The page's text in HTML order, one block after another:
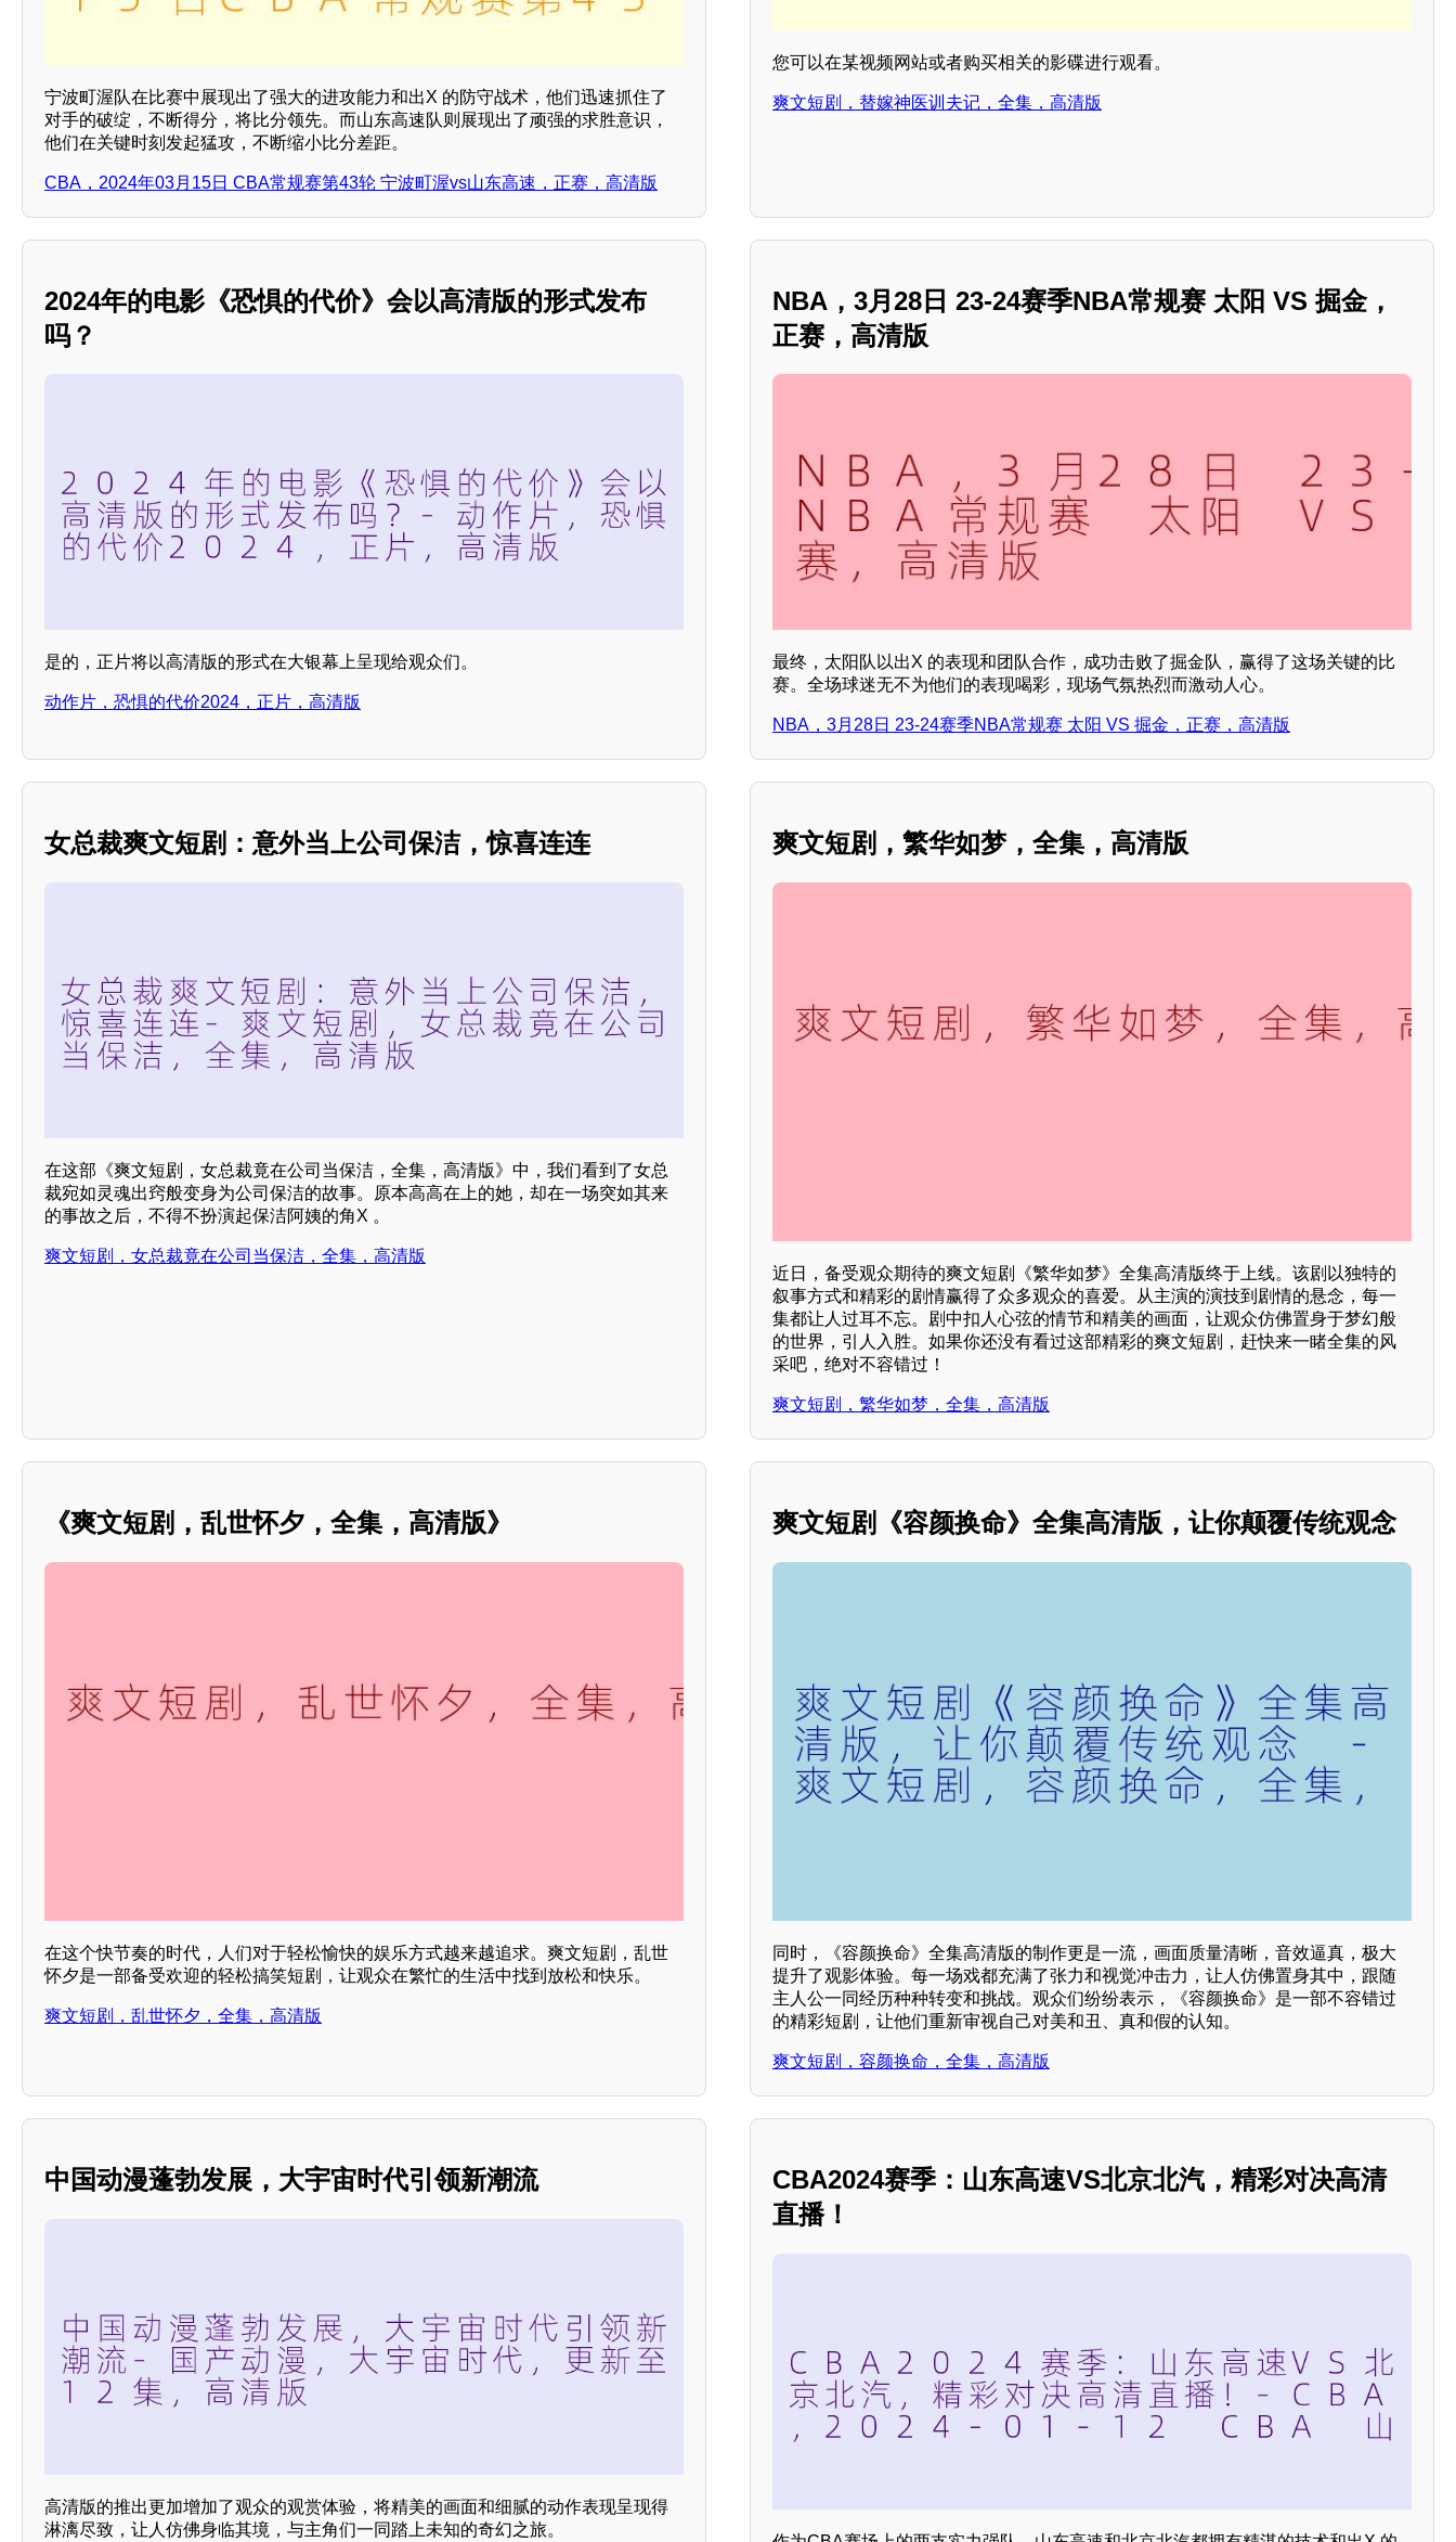
宁波町渥队在比赛中展现出了强大的进攻能力和出X 的防守战术，他们迅速抓住了
对手的破绽，不断得分，将比分领先。而山东高速队则展现出了顽强的求胜意识，
他们在关键时刻发起猛攻，不断缩小比分差距。
CBA，2024年03月15日 CBA常规赛第43轮 宁波町渥vs山东高速，正赛，高清版
您可以在某视频网站或者购买相关的影碟进行观看。
爽文短剧，替嫁神医训夫记，全集，高清版
2024年的电影《恐惧的代价》会以高清版的形式发布
吗？
是的，正片将以高清版的形式在大银幕上呈现给观众们。
动作片，恐惧的代价2024，正片，高清版
NBA，3月28日 23-24赛季NBA常规赛 太阳 VS 掘金，
正赛，高清版
最终，太阳队以出X 的表现和团队合作，成功击败了掘金队，赢得了这场关键的比
赛。全场球迷无不为他们的表现喝彩，现场气氛热烈而激动人心。
NBA，3月28日 23-24赛季NBA常规赛 太阳 VS 掘金，正赛，高清版
女总裁爽文短剧：意外当上公司保洁，惊喜连连
在这部《爽文短剧，女总裁竟在公司当保洁，全集，高清版》中，我们看到了女总
裁宛如灵魂出窍般变身为公司保洁的故事。原本高高在上的她，却在一场突如其来
的事故之后，不得不扮演起保洁阿姨的角X 。
爽文短剧，女总裁竟在公司当保洁，全集，高清版
爽文短剧，繁华如梦，全集，高清版
近日，备受观众期待的爽文短剧《繁华如梦》全集高清版终于上线。该剧以独特的
叙事方式和精彩的剧情赢得了众多观众的喜爱。从主演的演技到剧情的悬念，每一
集都让人过耳不忘。剧中扣人心弦的情节和精美的画面，让观众仿佛置身于梦幻般
的世界，引人入胜。如果你还没有看过这部精彩的爽文短剧，赶快来一睹全集的风
采吧，绝对不容错过！
爽文短剧，繁华如梦，全集，高清版
《爽文短剧，乱世怀夕，全集，高清版》
在这个快节奏的时代，人们对于轻松愉快的娱乐方式越来越追求。爽文短剧，乱世
怀夕是一部备受欢迎的轻松搞笑短剧，让观众在繁忙的生活中找到放松和快乐。
爽文短剧，乱世怀夕，全集，高清版
爽文短剧《容颜换命》全集高清版，让你颠覆传统观念
同时，《容颜换命》全集高清版的制作更是一流，画面质量清晰，音效逼真，极大
提升了观影体验。每一场戏都充满了张力和视觉冲击力，让人仿佛置身其中，跟随
主人公一同经历种种转变和挑战。观众们纷纷表示，《容颜换命》是一部不容错过
的精彩短剧，让他们重新审视自己对美和丑、真和假的认知。
爽文短剧，容颜换命，全集，高清版
中国动漫蓬勃发展，大宇宙时代引领新潮流
高清版的推出更加增加了观众的观赏体验，将精美的画面和细腻的动作表现呈现得
淋漓尽致，让人仿佛身临其境，与主角们一同踏上未知的奇幻之旅。
CBA2024赛季：山东高速VS北京北汽，精彩对决高清
直播！